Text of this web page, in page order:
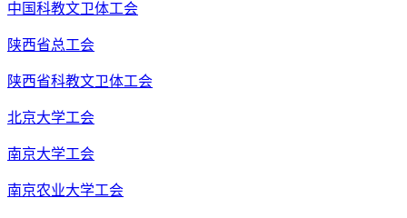
中国科教文卫体工会
陕西省总工会
陕西省科教文卫体工会
北京大学工会
南京大学工会
南京农业大学工会